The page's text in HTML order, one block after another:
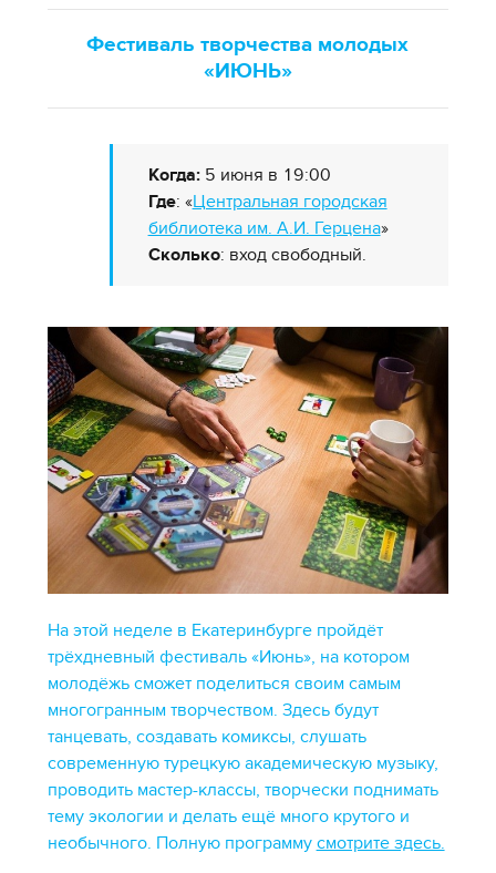
Фестиваль творчества молодых
«ИЮНЬ»
Когда: 5 июня в 19:00
Где: «Центральная городская
библиотека им. А.И. Герцена»
Сколько: вход свободный.
На этой неделе в Екатеринбурге пройдёт
трёхдневный фестиваль «Июнь», на котором
молодёжь сможет поделиться своим самым
многогранным творчеством. Здесь будут
танцевать, создавать комиксы, слушать
современную турецкую академическую музыку,
проводить мастер-классы, творчески поднимать
тему экологии и делать ещё много крутого и
необычного. Полную программу смотрите здесь.